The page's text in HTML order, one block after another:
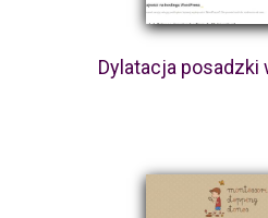
Dylatacja posadzki